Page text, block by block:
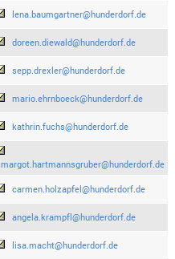
lena.baumgartner@hunderdorf.de
doreen.diewald@hunderdorf.de
sepp.drexler@hunderdorf.de
mario.ehrnboeck@hunderdorf.de
kathrin.fuchs@hunderdorf.de
margot.hartmannsgruber@hunderdorf.de
carmen.holzapfel@hunderdorf.de
angela.krampfl@hunderdorf.de
lisa.macht@hunderdorf.de